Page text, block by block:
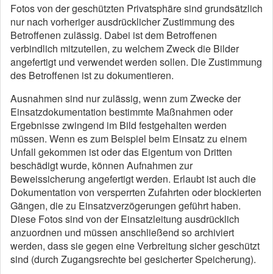
Fotos von der geschützten Privatsphäre sind grundsätzlich
nur nach vorheriger ausdrücklicher Zustimmung des
Betroffenen zulässig. Dabei ist dem Betroffenen
verbindlich mitzuteilen, zu welchem Zweck die Bilder
angefertigt und verwendet werden sollen. Die Zustimmung
des Betroffenen ist zu dokumentieren.
Ausnahmen sind nur zulässig, wenn zum Zwecke der
Einsatzdokumentation bestimmte Maßnahmen oder
Ergebnisse zwingend im Bild festgehalten werden
müssen. Wenn es zum Beispiel beim Einsatz zu einem
Unfall gekommen ist oder das Eigentum von Dritten
beschädigt wurde, können Aufnahmen zur
Beweissicherung angefertigt werden. Erlaubt ist auch die
Dokumentation von versperrten Zufahrten oder blockierten
Gängen, die zu Einsatzverzögerungen geführt haben.
Diese Fotos sind von der Einsatzleitung ausdrücklich
anzuordnen und müssen anschließend so archiviert
werden, dass sie gegen eine Verbreitung sicher geschützt
sind (durch Zugangsrechte bei gesicherter Speicherung).